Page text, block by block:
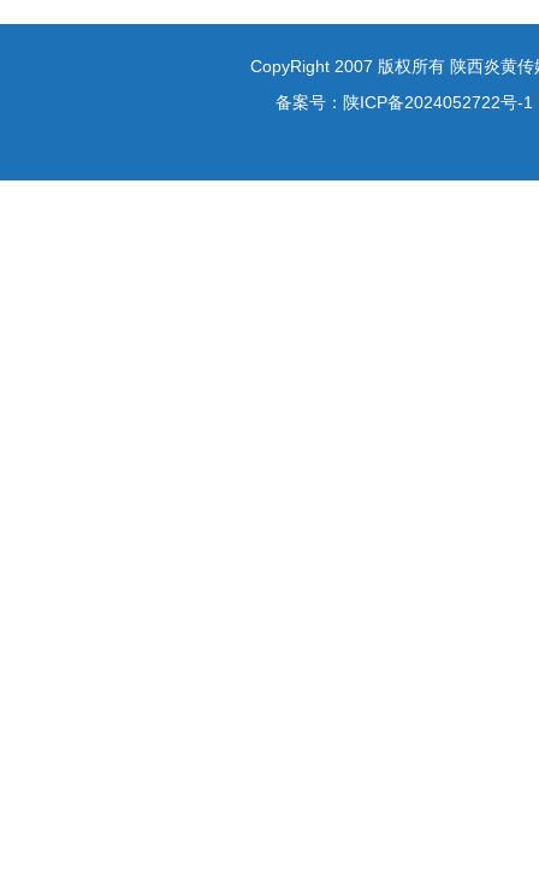
CopyRight 2007 版权所有 陕西炎黄传
备案号： 陕ICP备2024052722号-1